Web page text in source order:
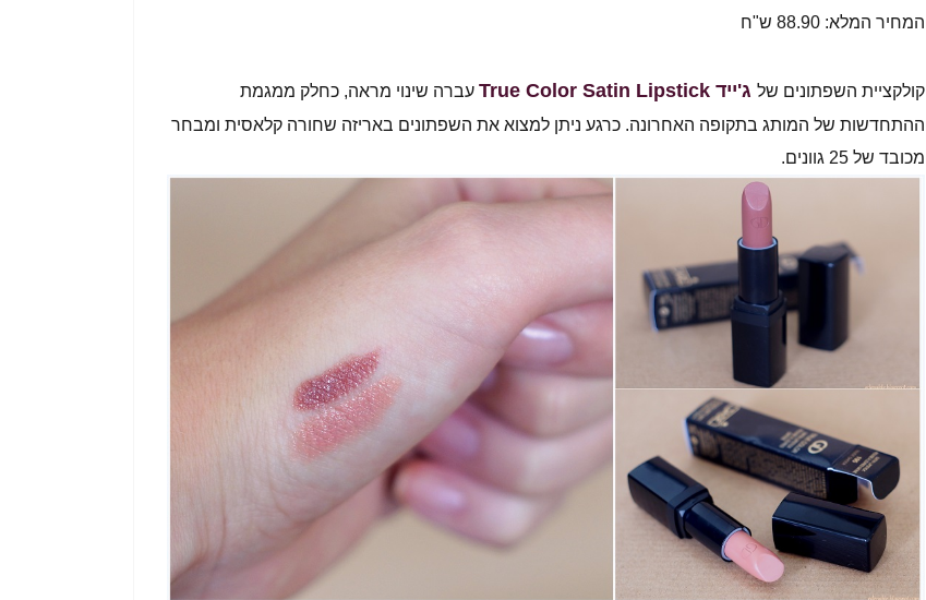
המחיר המלא: 88.90 ש"ח
קולקציית השפתונים שלג'ייד True Color Satin Lipstick
עברה שינוי מראה, כחלק ממגמת
ההתחדשות של המותג בתקופה האחרונה. כרגע ניתן למצוא את השפתונים באריזה שחורה קלאסית ומבחר
מכובד של 25 גוונים.